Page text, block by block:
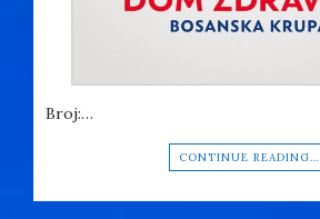
Broj:…
CONTINUE READING…